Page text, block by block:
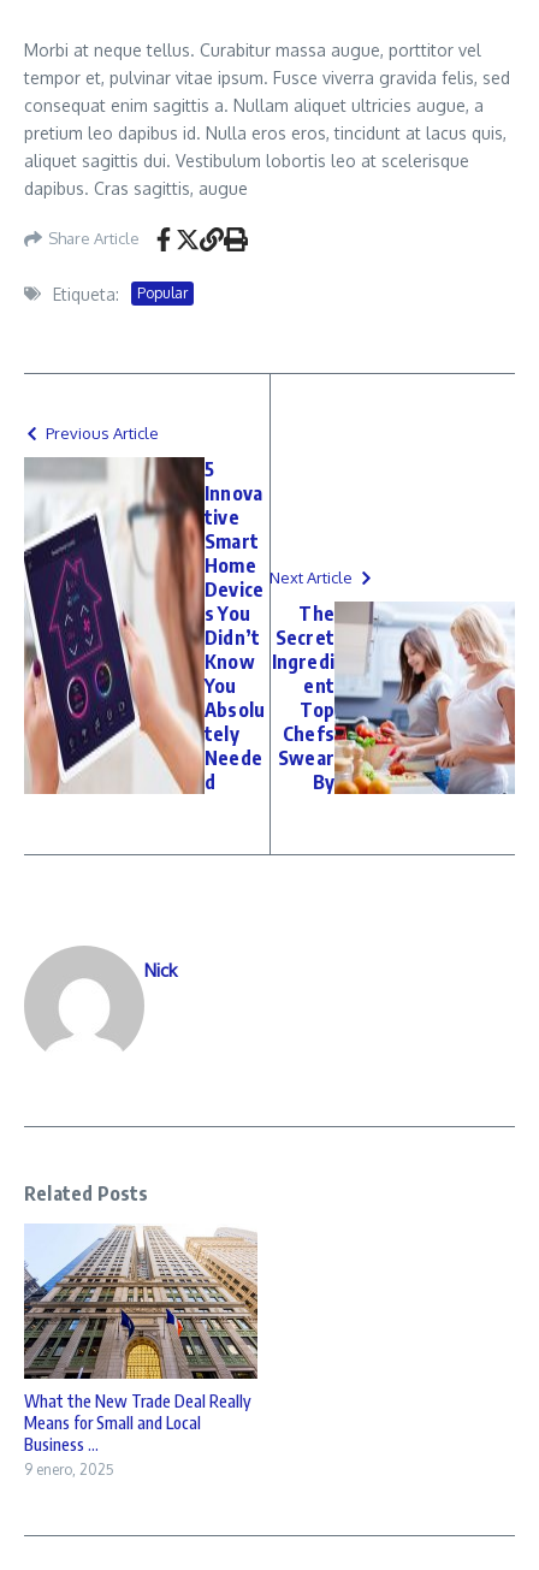
Morbi at neque tellus. Curabitur massa augue, porttitor vel
tempor et, pulvinar vitae ipsum. Fusce viverra gravida felis, sed
consequat enim sagittis a. Nullam aliquet ultricies augue, a
pretium leo dapibus id. Nulla eros eros, tincidunt at lacus quis,
aliquet sagittis dui. Vestibulum lobortis leo at scelerisque
dapibus. Cras sagittis, augue
Share Article
Etiqueta: Popular
Previous Article
5
Innova
tive
Smart
Home
Device
s You
Didn’t
Know
You
Absolu
tely
Neede
d
Next Article
The
Secret
Ingredi
ent
Top
Chefs
Swear
By
Nick
Related Posts
What the New Trade Deal Really
Means for Small and Local
Business ...
9 enero, 2025